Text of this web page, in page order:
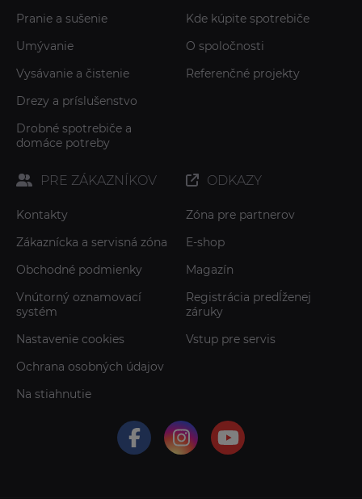
Pranie a sušenie
Umývanie
Vysávanie a čistenie
Drezy a príslušenstvo
Drobné spotrebiče a
domáce potreby
Kde kúpite spotrebiče
O spoločnosti
Referenčné projekty
PRE ZÁKAZNÍKOV
Kontakty
Zákaznícka a servisná zóna
Obchodné podmienky
Vnútorný oznamovací
systém
Nastavenie cookies
Ochrana osobných údajov
Na stiahnutie
ODKAZY
Zóna pre partnerov
E-shop
Magazín
Registrácia predĺženej
záruky
Vstup pre servis